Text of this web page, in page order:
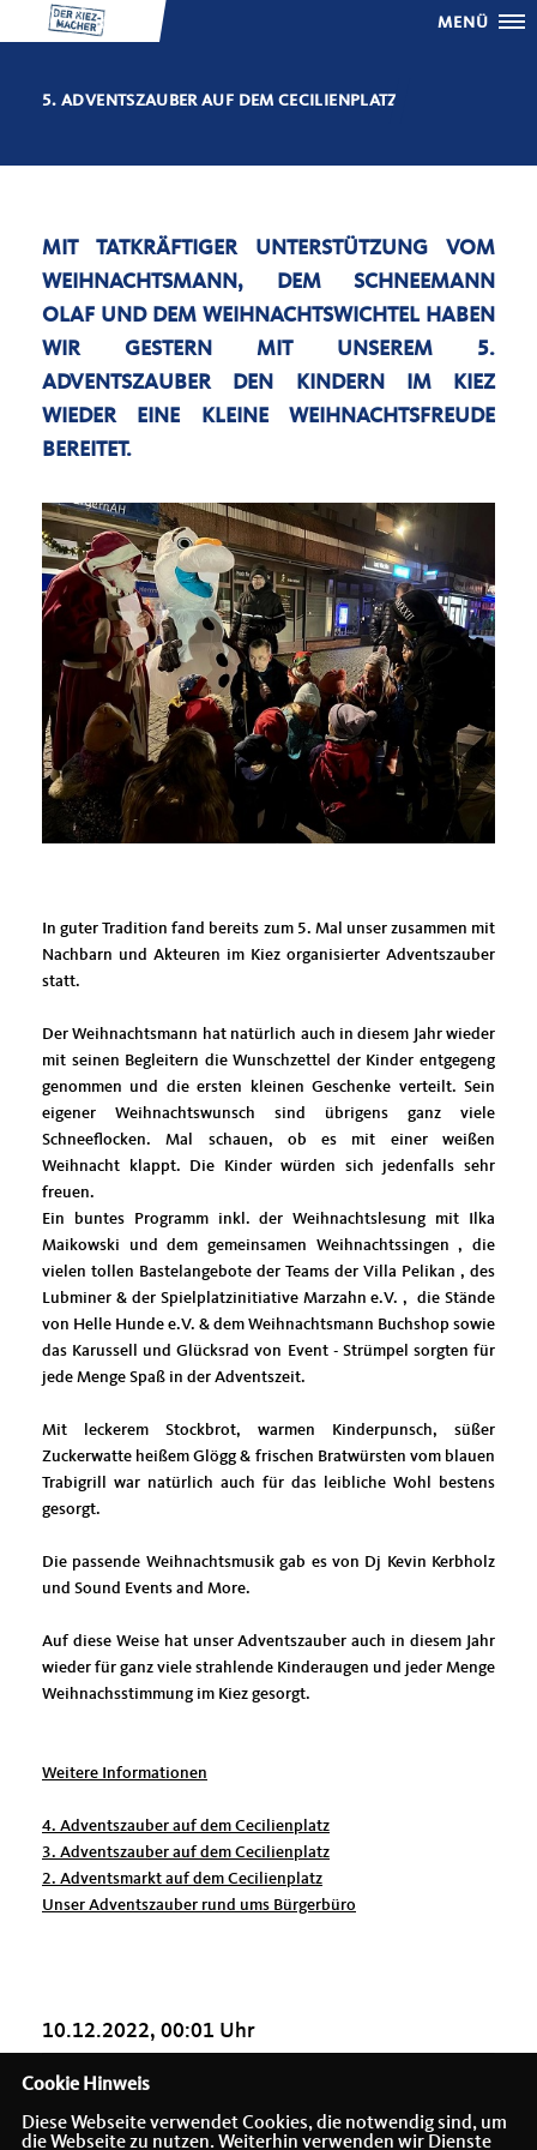
MENÜ
5. ADVENTSZAUBER AUF DEM CECILIENPLATZ
MIT TATKRÄFTIGER UNTERSTÜTZUNG VOM
WEIHNACHTSMANN, DEM SCHNEEMANN
OLAF UND DEM WEIHNACHTSWICHTEL HABEN
WIR GESTERN MIT UNSEREM 5.
ADVENTSZAUBER DEN KINDERN IM KIEZ
WIEDER EINE KLEINE WEIHNACHTSFREUDE
BEREITET.
In guter Tradition fand bereits zum 5. Mal unser zusammen mit
Nachbarn und Akteuren im Kiez organisierter Adventszauber
statt.
Der Weihnachtsmann hat natürlich auch in diesem Jahr wieder
mit seinen Begleitern die Wunschzettel der Kinder entgegeng
genommen und die ersten kleinen Geschenke verteilt. Sein
eigener Weihnachtswunsch sind übrigens ganz viele
Schneeflocken. Mal schauen, ob es mit einer weißen
Weihnacht klappt. Die Kinder würden sich jedenfalls sehr
freuen.
Ein buntes Programm inkl. der Weihnachtslesung mit Ilka
Maikowski und dem gemeinsamen Weihnachtssingen , die
vielen tollen Bastelangebote der Teams der Villa Pelikan , des
Lubminer & der Spielplatzinitiative Marzahn e.V. , die Stände
von Helle Hunde e.V. & dem Weihnachtsmann Buchshop sowie
das Karussell und Glücksrad von Event - Strümpel sorgten für
jede Menge Spaß in der Adventszeit.
Mit leckerem Stockbrot, warmen Kinderpunsch, süßer
Zuckerwatte heißem Glögg & frischen Bratwürsten vom blauen
Trabigrill war natürlich auch für das leibliche Wohl bestens
gesorgt.
Die passende Weihnachtsmusik gab es von Dj Kevin Kerbholz
und Sound Events and More.
Auf diese Weise hat unser Adventszauber auch in diesem Jahr
wieder für ganz viele strahlende Kinderaugen und jeder Menge
Weihnachsstimmung im Kiez gesorgt.
Weitere Informationen
4. Adventszauber auf dem Cecilienplatz
3. Adventszauber auf dem Cecilienplatz
2. Adventsmarkt auf dem Cecilienplatz
Unser Adventszauber rund ums Bürgerbüro
10.12.2022, 00:01 Uhr
Cookie Hinweis
Diese Webseite verwendet Cookies, die notwendig sind, um
die Webseite zu nutzen. Weiterhin verwenden wir Dienste